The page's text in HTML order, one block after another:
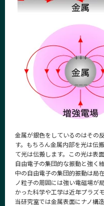
金属が銀色をしているのはその
す。もちろん金属内部を光は伝
て光は伝搬します。この光は表
自由電子の集団的な振動と強く
中の自由電子の集団的振動は局
ノ粒子の周囲には強い電磁場が
かった科学や工学は近年プラズ
当研究室では金属表面にナノ構